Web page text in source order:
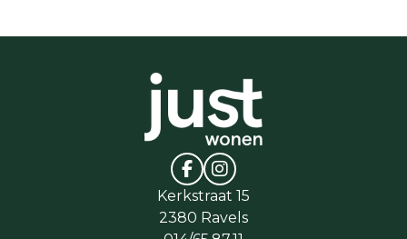
Kerkstraat 15
2380 Ravels